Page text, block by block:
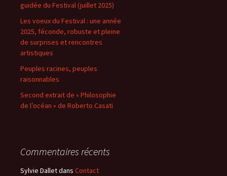
guidée du Festival (juillet 2025)
Les voeux du Festival : une année
2025, féconde, robuste et pleine
de surprises et rencontres
artistiques
Peuples racines, peuples
raisonnables
Second extrait de « Philosophie
de l’océan » de Roberto Casati
Commentaires récents
Sylvie Dalletdans Contact